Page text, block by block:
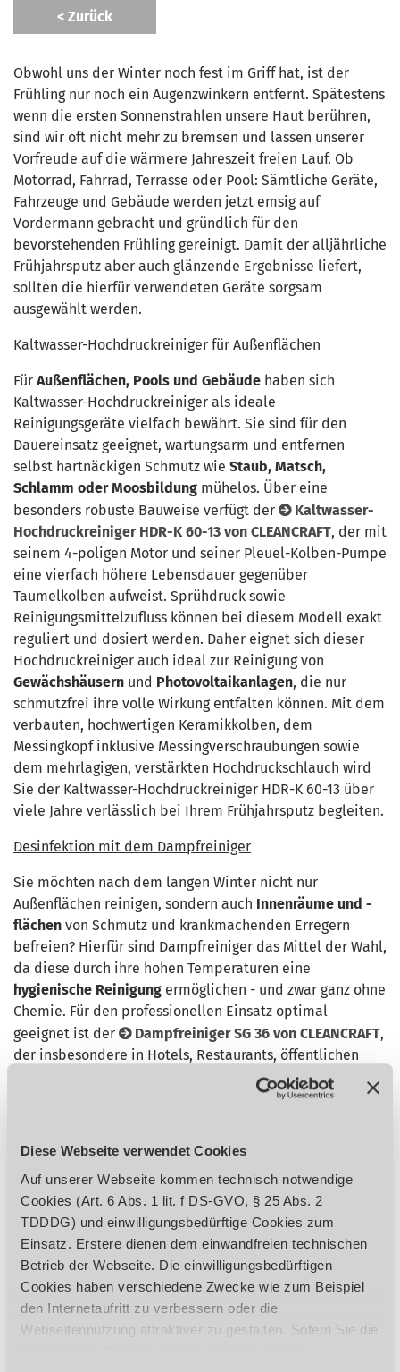
Diese Webseite verwendet Cookies
Auf unserer Webseite kommen technisch notwendige
Cookies (Art. 6 Abs. 1 lit. f DS-GVO, § 25 Abs. 2
TDDDG) und einwilligungsbedürftige Cookies zum
Einsatz. Erstere dienen dem einwandfreien technischen
Betrieb der Webseite. Die einwilligungsbedürftigen
Cookies haben verschiedene Zwecke wie zum Beispiel
den Internetaufritt zu verbessern oder die
Webseitennutzung attraktiver zu gestalten. Sofern Sie die
< Zurück
Obwohl uns der Winter noch fest im Griff hat, ist der
Frühling nur noch ein Augenzwinkern entfernt. Spätestens
wenn die ersten Sonnenstrahlen unsere Haut berühren,
sind wir oft nicht mehr zu bremsen und lassen unserer
Vorfreude auf die wärmere Jahreszeit freien Lauf. Ob
Motorrad, Fahrrad, Terrasse oder Pool: Sämtliche Geräte,
Fahrzeuge und Gebäude werden jetzt emsig auf
Vordermann gebracht und gründlich für den
bevorstehenden Frühling gereinigt. Damit der alljährliche
Frühjahrsputz aber auch glänzende Ergebnisse liefert,
sollten die hierfür verwendeten Geräte sorgsam
ausgewählt werden.
Kaltwasser-Hochdruckreiniger für Außenflächen
Für Außenflächen, Pools und Gebäude haben sich
Kaltwasser-Hochdruckreiniger als ideale
Reinigungsgeräte vielfach bewährt. Sie sind für den
Dauereinsatz geeignet, wartungsarm und entfernen
selbst hartnäckigen Schmutz wie Staub, Matsch,
Schlamm oder Moosbildung mühelos. Über eine
besonders robuste Bauweise verfügt der
Kaltwasser-
Hochdruckreiniger HDR-K 60-13 von CLEANCRAFT, der mit
seinem 4-poligen Motor und seiner Pleuel-Kolben-Pumpe
eine vierfach höhere Lebensdauer gegenüber
Taumelkolben aufweist. Sprühdruck sowie
Reinigungsmittelzufluss können bei diesem Modell exakt
reguliert und dosiert werden. Daher eignet sich dieser
Hochdruckreiniger auch ideal zur Reinigung von
Gewächshäusern und Photovoltaikanlagen, die nur
schmutzfrei ihre volle Wirkung entfalten können. Mit dem
verbauten, hochwertigen Keramikkolben, dem
Messingkopf inklusive Messingverschraubungen sowie
dem mehrlagigen, verstärkten Hochdruckschlauch wird
Sie der Kaltwasser-Hochdruckreiniger HDR-K 60-13 über
viele Jahre verlässlich bei Ihrem Frühjahrsputz begleiten.
Desinfektion mit dem Dampfreiniger
Sie möchten nach dem langen Winter nicht nur
Außenflächen reinigen, sondern auch Innenräume und -
flächen von Schmutz und krankmachenden Erregern
befreien? Hierfür sind Dampfreiniger das Mittel der Wahl,
da diese durch ihre hohen Temperaturen eine
hygienische Reinigung ermöglichen - und zwar ganz ohne
Chemie. Für den professionellen Einsatz optimal
geeignet ist der
Dampfreiniger SG 36 von CLEANCRAFT,
der insbesondere in Hotels, Restaurants, öffentlichen
Transportmitteln und Gebäuden sowie in Arbeits- und
Bildungsräumen zu Desinfektionszwecken Anwendung
Düsenaufsätze sorgen dafür, dass das Reinigungsgerät
den jeweiligen Oberflächen angepasst werden und selbst
in die entlegensten Ecken gelangen kann.
Trockenreinigungspistole zur Beseitung von
Schmutzresten